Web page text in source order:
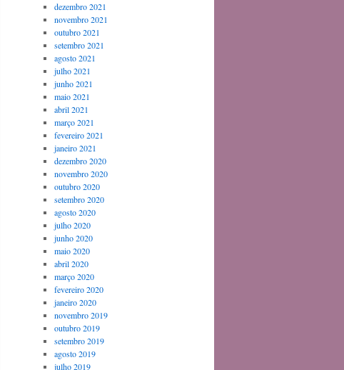
dezembro 2021
novembro 2021
outubro 2021
setembro 2021
agosto 2021
julho 2021
junho 2021
maio 2021
abril 2021
março 2021
fevereiro 2021
janeiro 2021
dezembro 2020
novembro 2020
outubro 2020
setembro 2020
agosto 2020
julho 2020
junho 2020
maio 2020
abril 2020
março 2020
fevereiro 2020
janeiro 2020
novembro 2019
outubro 2019
setembro 2019
agosto 2019
julho 2019